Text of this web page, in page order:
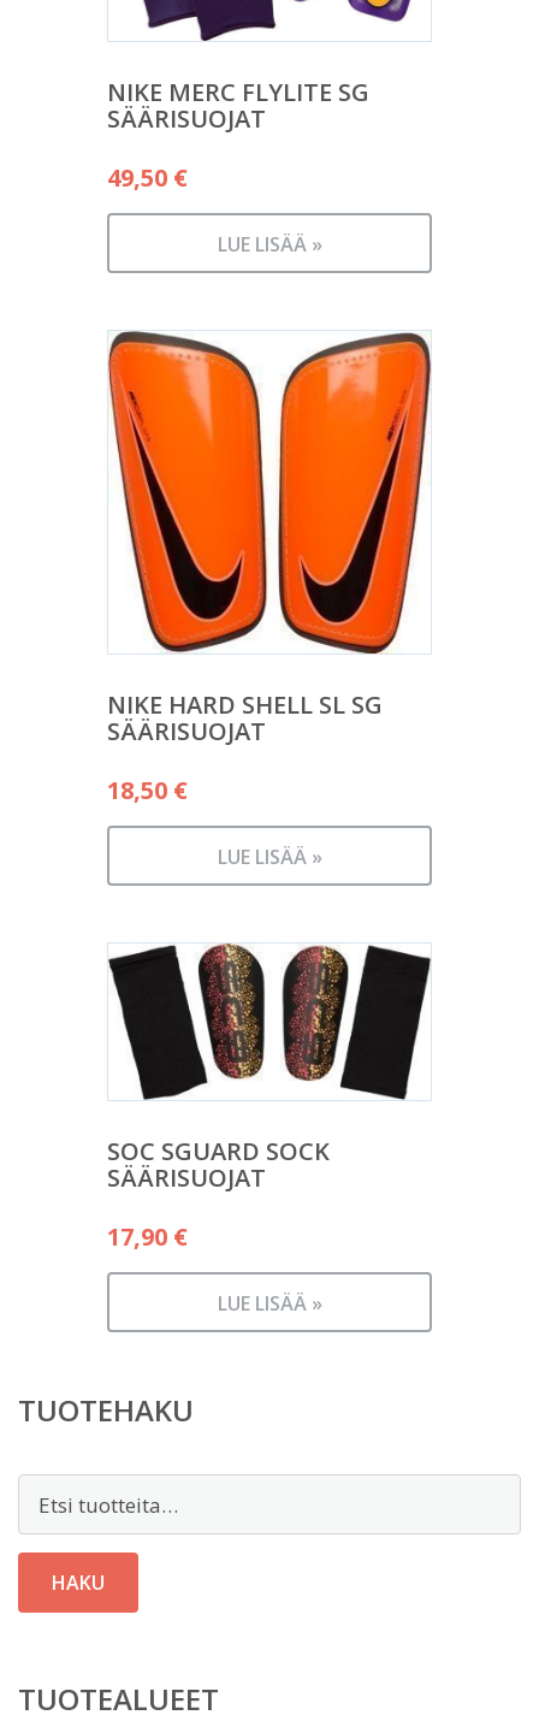
NIKE MERC FLYLITE SG
SÄÄRISUOJAT
49,50 €
LUE LISÄÄ »
NIKE HARD SHELL SL SG
SÄÄRISUOJAT
18,50 €
LUE LISÄÄ »
SOC SGUARD SOCK
SÄÄRISUOJAT
17,90 €
LUE LISÄÄ »
TUOTEHAKU
Etsi:
HAKU
TUOTEALUEET